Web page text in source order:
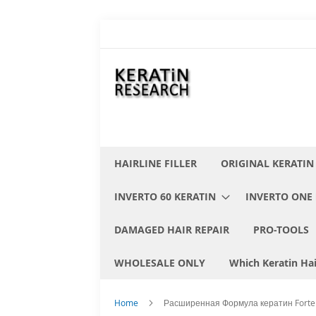
HAIRLINE FILLER
ORIGINAL
INVERTO 60 KERATIN INVERTO ONE
DAMAGED HAIR REPAIR PRO-TOOLS
WHOLESALE ONLY Which Keratin
Home Расширенная Формула кератин